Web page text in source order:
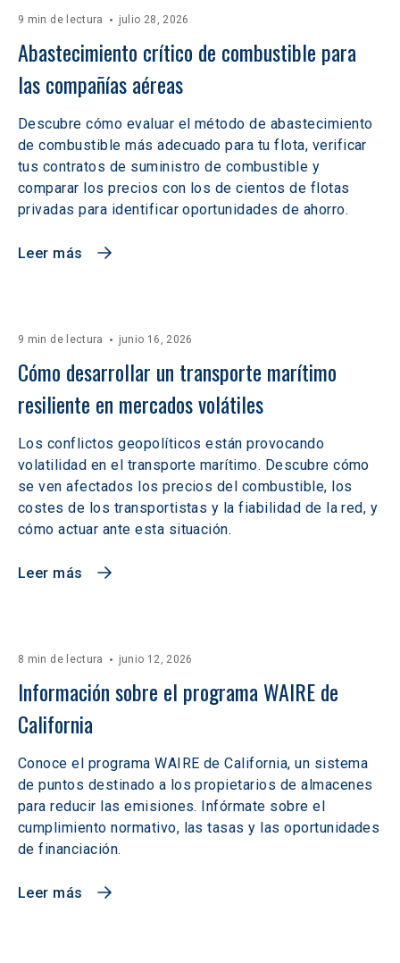
9 min de lectura julio 28, 2026
Abastecimiento crítico de combustible para
las compañías aéreas
Descubre cómo evaluar el método de abastecimiento
de combustible más adecuado para tu flota, verificar
tus contratos de suministro de combustible y
comparar los precios con los de cientos de flotas
privadas para identificar oportunidades de ahorro.
Leer más
9 min de lectura junio 16, 2026
Cómo desarrollar un transporte marítimo
resiliente en mercados volátiles
Los conflictos geopolíticos están provocando
volatilidad en el transporte marítimo. Descubre cómo
se ven afectados los precios del combustible, los
costes de los transportistas y la fiabilidad de la red, y
cómo actuar ante esta situación.
Leer más
8 min de lectura junio 12, 2026
Información sobre el programa WAIRE de
California
Conoce el programa WAIRE de California, un sistema
de puntos destinado a los propietarios de almacenes
para reducir las emisiones. Infórmate sobre el
cumplimiento normativo, las tasas y las oportunidades
de financiación.
Leer más